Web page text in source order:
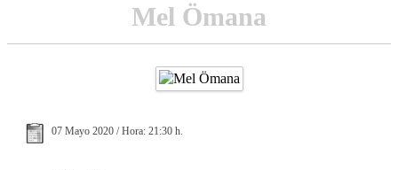
Mel Ömana
07 Mayo 2020 / Hora: 21:30 h.